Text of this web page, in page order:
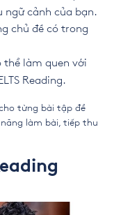
ngữ cảnh của bạn.
chủ đề có trong
thể làm quen với
Reading.
từng bài tập để
làm bài, tiếp thu